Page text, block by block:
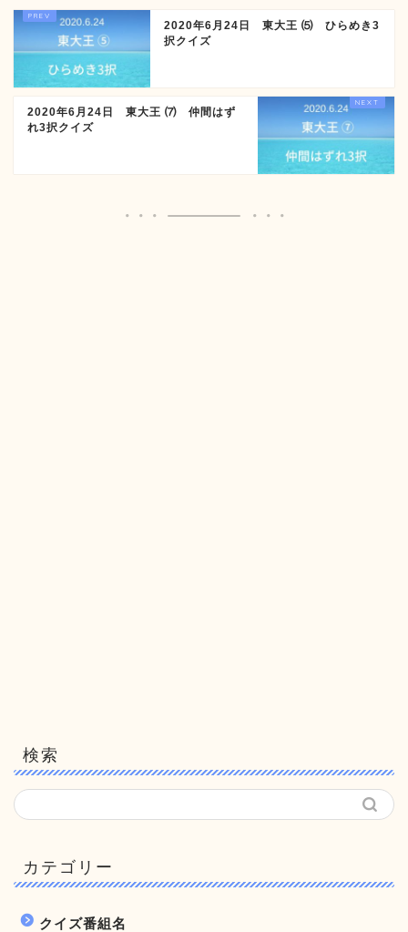
2020年6月24日 東大王 ⑸ ひらめき3
択クイズ
2020年6月24日 東大王 ⑺ 仲間はず
れ3択クイズ
検索
カテゴリー
クイズ番組名